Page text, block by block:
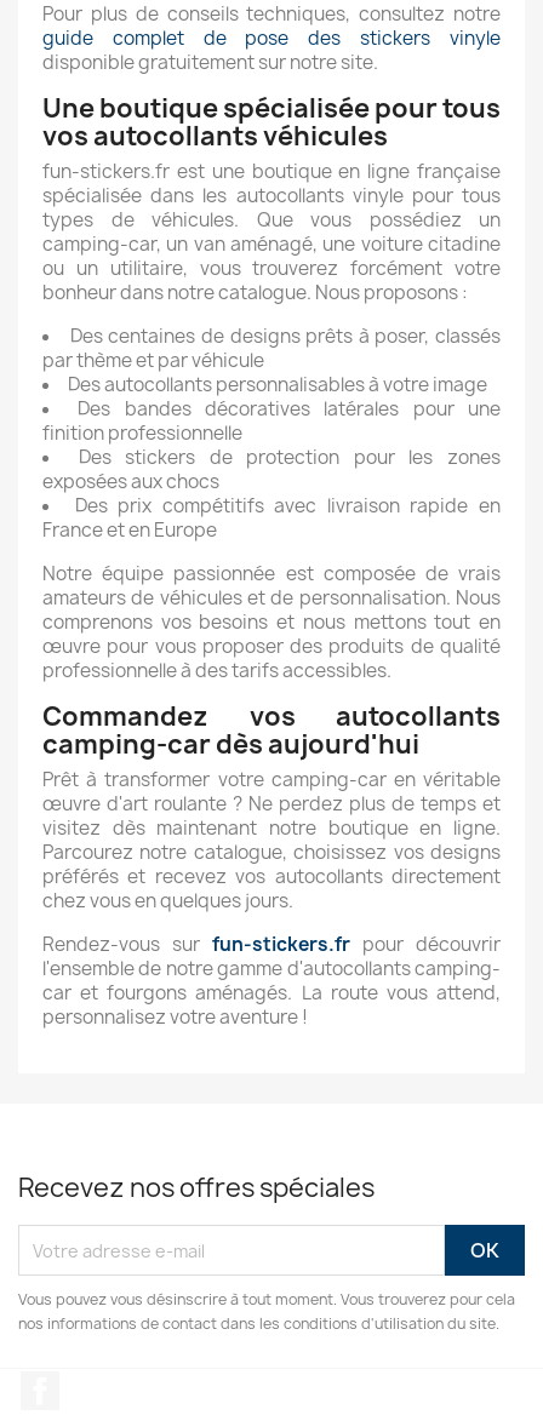
Pour plus de conseils techniques, consultez notre
guide complet de pose des stickers vinyle
disponible gratuitement sur notre site.
Une boutique spécialisée pour tous
vos autocollants véhicules
fun-stickers.fr est une boutique en ligne française
spécialisée dans les autocollants vinyle pour tous
types de véhicules. Que vous possédiez un
camping-car, un van aménagé, une voiture citadine
ou un utilitaire, vous trouverez forcément votre
bonheur dans notre catalogue. Nous proposons :
Des centaines de designs prêts à poser, classés
par thème et par véhicule
Des autocollants personnalisables à votre image
Des bandes décoratives latérales pour une
finition professionnelle
Des stickers de protection pour les zones
exposées aux chocs
Des prix compétitifs avec livraison rapide en
France et en Europe
Notre équipe passionnée est composée de vrais
amateurs de véhicules et de personnalisation. Nous
comprenons vos besoins et nous mettons tout en
œuvre pour vous proposer des produits de qualité
professionnelle à des tarifs accessibles.
Commandez vos autocollants
camping-car dès aujourd'hui
Prêt à transformer votre camping-car en véritable
œuvre d'art roulante ? Ne perdez plus de temps et
visitez dès maintenant notre boutique en ligne.
Parcourez notre catalogue, choisissez vos designs
préférés et recevez vos autocollants directement
chez vous en quelques jours.
Rendez-vous sur fun-stickers.fr pour découvrir
l'ensemble de notre gamme d'autocollants camping-
car et fourgons aménagés. La route vous attend,
personnalisez votre aventure !
Recevez nos offres spéciales
Vous pouvez vous désinscrire à tout moment. Vous trouverez pour cela
nos informations de contact dans les conditions d'utilisation du site.